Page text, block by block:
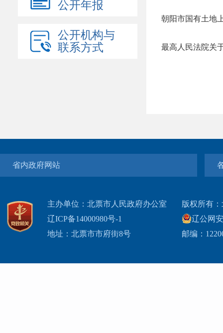
公开年报
公开机构与
联系方式
朝阳市国有土地
省内政府网站
主办单位：北票市人民政府办公室
辽ICP备14000980号-1
地址：北票市市府街8号
版权所有
辽公网
邮编：